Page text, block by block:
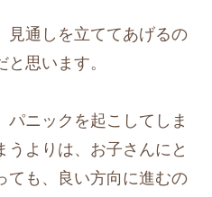
見通しを立ててあげるの
思います。
パニックを起こしてしま
うよりは、お子さんにと
ても、良い方向に進むの